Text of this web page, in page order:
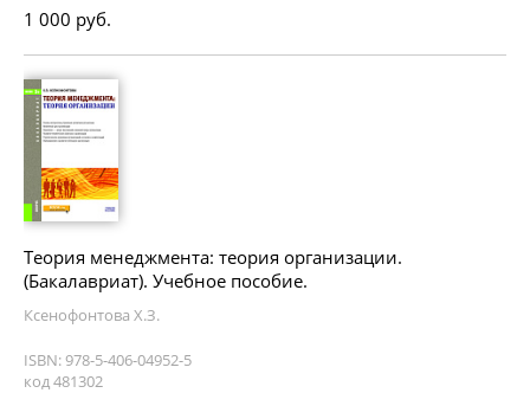
1 000 руб.
Теория менеджмента: теория организации.
(Бакалавриат). Учебное пособие.
Ксенофонтова Х.З.
ISBN: 978-5-406-04952-5
код 481302